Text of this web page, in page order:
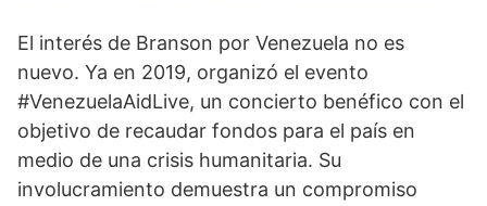
El interés de Branson por Venezuela no es
nuevo. Ya en 2019, organizó el evento
#VenezuelaAidLive, un concierto benéfico con el
objetivo de recaudar fondos para el país en
medio de una crisis humanitaria. Su
involucramiento demuestra un compromiso